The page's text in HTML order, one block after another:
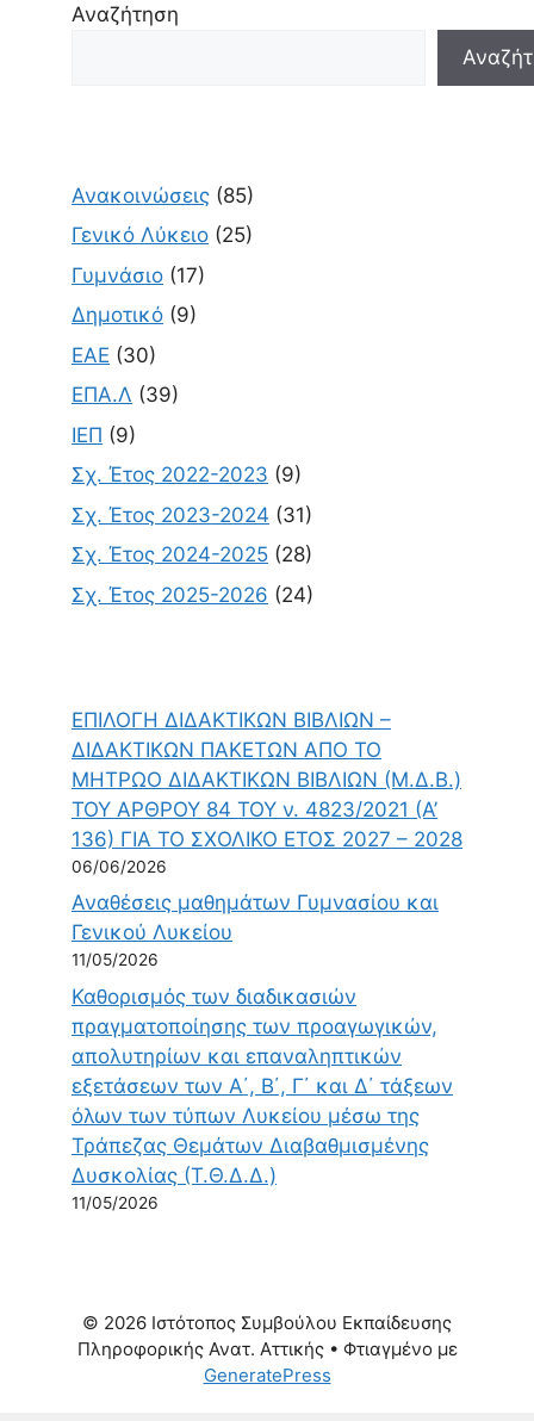
Αναζήτηση
Ανακοινώσεις (85)
Γενικό Λύκειο (25)
Γυμνάσιο (17)
Δημοτικό (9)
ΕΑΕ (30)
ΕΠΑ.Λ (39)
ΙΕΠ (9)
Σχ. Έτος 2022-2023 (9)
Σχ. Έτος 2023-2024 (31)
Σχ. Έτος 2024-2025 (28)
Σχ. Έτος 2025-2026 (24)
ΕΠΙΛΟΓΗ ΔΙΔΑΚΤΙΚΩΝ ΒΙΒΛΙΩΝ –
ΔΙΔΑΚΤΙΚΩΝ ΠΑΚΕΤΩΝ ΑΠΟ ΤΟ
ΜΗΤΡΩΟ ΔΙΔΑΚΤΙΚΩΝ ΒΙΒΛΙΩΝ (Μ.Δ.Β.)
ΤΟΥ ΑΡΘΡΟΥ 84 ΤΟΥ ν. 4823/2021 (Α’
136) ΓΙΑ ΤΟ ΣΧΟΛΙΚΟ ΕΤΟΣ 2027 – 2028
06/06/2026
Αναθέσεις μαθημάτων Γυμνασίου και
Γενικού Λυκείου
11/05/2026
Καθορισμός των διαδικασιών
πραγματοποίησης των προαγωγικών,
απολυτηρίων και επαναληπτικών
εξετάσεων των Α΄, Β΄, Γ΄ και Δ΄ τάξεων
όλων των τύπων Λυκείου μέσω της
Τράπεζας Θεμάτων Διαβαθμισμένης
Δυσκολίας (Τ.Θ.Δ.Δ.)
11/05/2026
© 2026 Ιστότοπος Συμβούλου Εκπαίδευσης
Πληροφορικής Ανατ. Αττικής• Φτιαγμένο με
GeneratePress